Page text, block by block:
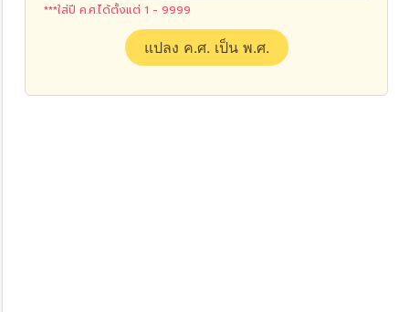
***ใส่ปี ค.ศ.ได้ตั้งแต่ 1 - 9999
แปลง ค.ศ. เป็น พ.ศ.